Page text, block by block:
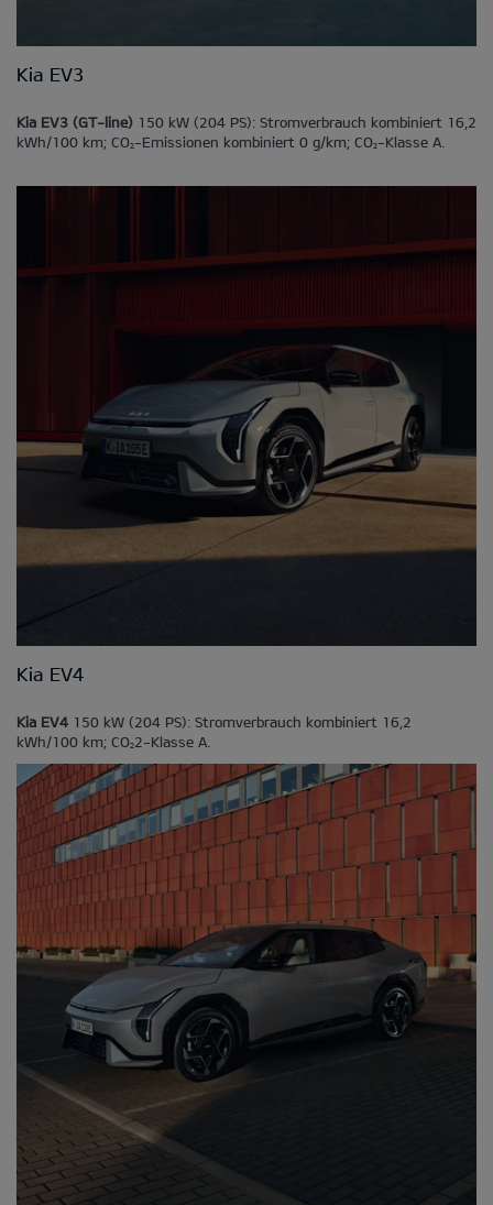
Kia EV3
Kia EV3 (GT-line) 150 kW (204 PS): Stromverbrauch kombiniert 16,2
kWh/100 km; CO2-Emissionen kombiniert 0 g/km; CO2-Klasse A.
Kia EV4
Kia EV4 150 kW (204 PS): Stromverbrauch kombiniert 16,2
kWh/100 km; CO22-Klasse A.